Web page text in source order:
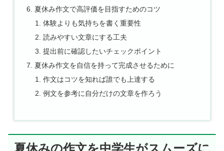
夏休み作文で高評価を目指すためのコツ
体験よりも気持ちを書く重要性
読みやすい文章にする工夫
提出前に確認したいチェックポイント
夏休み作文を自信を持って完成させるために
作文はコツを知れば誰でも上達する
例文を参考に自分だけの文章を作ろう
夏休みの作文を中学生がスムーズに